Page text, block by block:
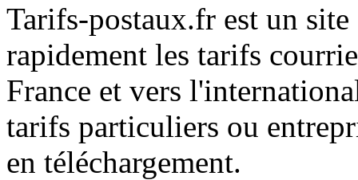
Tarifs-postaux.fr est un
rapidement les tarifs
France et vers
tarifs particuliers ou
en téléchargement.